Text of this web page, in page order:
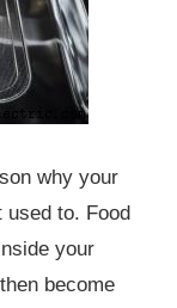
why your
used to. Food
your
become